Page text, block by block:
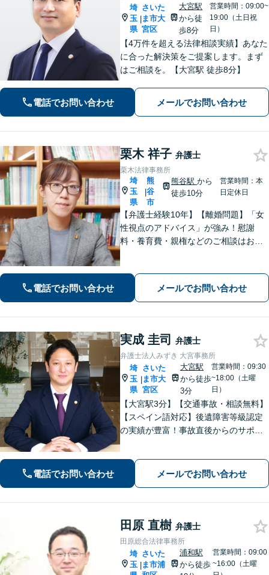
埼
玉
県
|
さいた
ま市大
宮区
大宮駅
から徒
歩8分
営業時間：09:00~
19:00（土日祝
日）
【4万件を超える法律相談実績】あなた
に合った解決策をご提案します。まず
はご相談を。【大宮駅 徒歩8分】
電話でお問い合わせ メールでお問い合わせ
栗木 祥子 弁護士
栗木法律事務所
埼
玉
県
|
熊
谷
市
熊谷駅 から
徒歩10分
営業時間：本
日定休日
【弁護士経験10年】【離婚問題】「女
性視点のアドバイス」が強み！慰謝
料・養育費・親権などのご相談はお任
ます。その他、交通事故、借金・債務
整理にも対応。
電話でお問い合わせ メールでお問い合わせ
実成 圭司 弁護士
弁護士法人みずき 大宮事務所
埼
玉
県
|
さいた
ま市大
宮区
大宮駅
から徒歩
3分
営業時間：09:30
~18:00（土曜
日）
【大宮駅3分】【交通事故・相談無料】
【スペイン語対応】後遺障害等級認定
の実績が豊富！事故直後からのサポー
実績あり」最適な債務整理手段をご提
案【分割・後払い応相談】
電話でお問い合わせ メールでお問い合わせ
田原 直樹 弁護士
田原総合法律事務所
埼
玉 |
さいた
ま市浦
浦和駅
から徒歩
営業時間：09:00
~16:00（土曜